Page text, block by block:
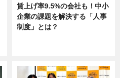
賃上げ率9.5%の会社も！中小
企業の課題を解決する「人事
制度」とは？